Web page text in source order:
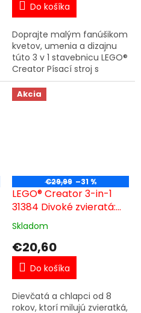
Do košíka
Doprajte malým fanúšikom
kvetov, umenia a dizajnu
túto 3 v 1 stavebnicu LEGO®
Creator Písací stroj s
kvetmi (31169). Tento
miniatúrny písací stroj pre
dievčatá a chlapcov od 8...
Akcia
€29,99 –31 %
LEGO® Creator 3-in-1
31384 Divoké zvieratá:
Farebný kolibrík
Skladom
€20,60
Do košíka
Dievčatá a chlapci od 8
rokov, ktorí milujú zvieratká,